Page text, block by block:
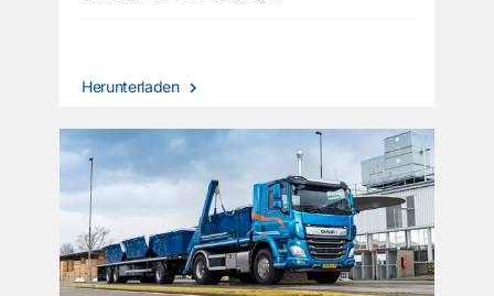
Herunterladen